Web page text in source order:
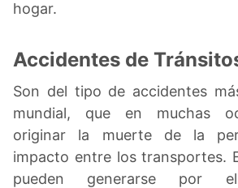
hogar.
Accidentes de
Son del tipo de accidentes
mundial, que en muchas
originar la muerte de la
impacto entre los transportes.
pueden generarse por